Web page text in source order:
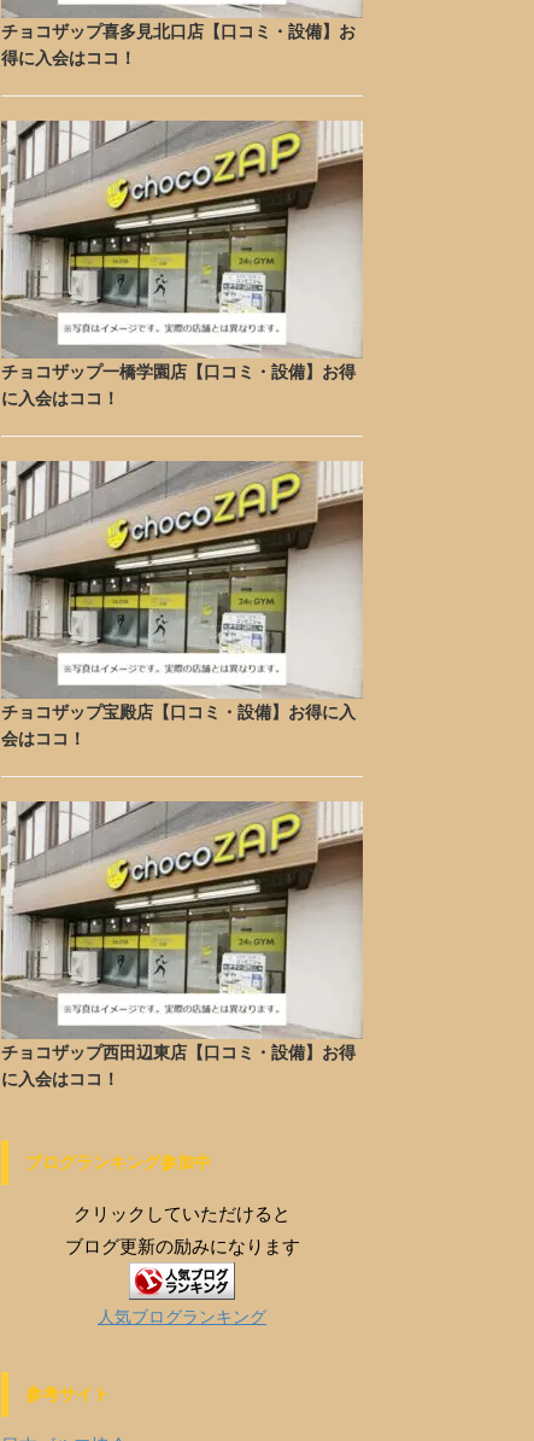
チョコザップ喜多見北口店【口コミ・設備】お
得に入会はココ！
チョコザップ一橋学園店【口コミ・設備】お得
に入会はココ！
チョコザップ宝殿店【口コミ・設備】お得に入
会はココ！
チョコザップ西田辺東店【口コミ・設備】お得
に入会はココ！
ブログランキング参加中
クリックしていただけると
ブログ更新の励みになります
人気ブログランキング
参考サイト